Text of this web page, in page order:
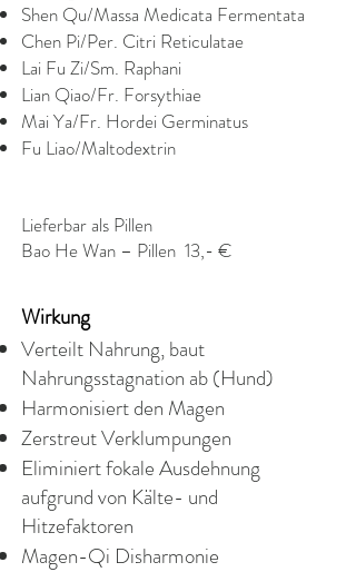
Shen Qu/Massa Medicata Fermentata
Chen Pi/Per. Citri Reticulatae
Lai Fu Zi/Sm. Raphani
Lian Qiao/Fr. Forsythiae
Mai Ya/Fr. Hordei Germinatus
Fu Liao/Maltodextrin
Lieferbar als Pillen
Bao He Wan – Pillen 13,- €
Wirkung
Verteilt Nahrung, baut
Nahrungsstagnation ab (Hund)
Harmonisiert den Magen
Zerstreut Verklumpungen
Eliminiert fokale Ausdehnung
aufgrund von Kälte- und
Hitzefaktoren
Magen-Qi Disharmonie